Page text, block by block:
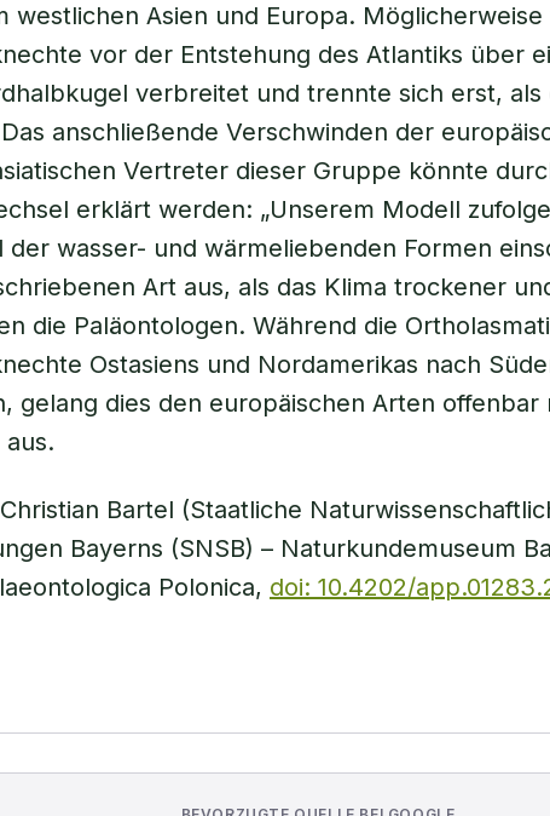
westlichen Asien und Europa. Möglicherweise
vor der Entstehung des Atlantiks über
verbreitet und trennte sich erst, als
anschließende Verschwinden der
Vertreter dieser Gruppe könnte
erklärt werden: „Unserem Modell
der wasser- und wärmeliebenden Formen
Art aus, als das Klima trockener
die Paläontologen. Während die
Ostasiens und Nordamerikas nach
gelang dies den europäischen Arten offenbar
Bartel (Staatliche
Bayerns (SNSB) – Naturkundemuseum
Polonica, doi: 10.4202/